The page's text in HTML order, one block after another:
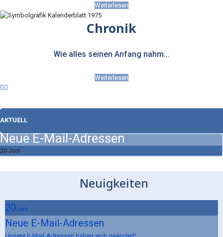
Weiterlesen
Chronik
Wie alles seinen Anfang nahm...
Weiterlesen
AKTUELL
Neue E-Mail-Adressen
20 Juni
Neuigkeiten
20Juni
Neue E-Mail-Adressen